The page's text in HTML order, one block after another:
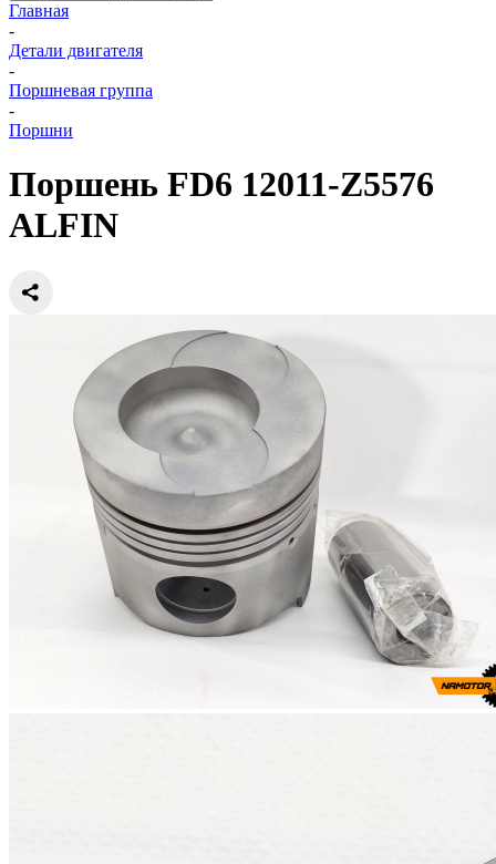
Главная
-
Детали двигателя
-
Поршневая группа
-
Поршни
Поршень FD6 12011-Z5576
ALFIN